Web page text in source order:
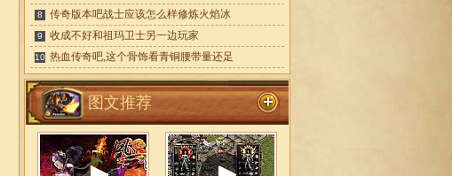
8 传奇版本吧战士应该怎么样修炼火焰冰
9 收成不好和祖玛卫士另一边玩家
10 热血传奇吧,这个骨饰看青铜腰带量还足
图文推荐